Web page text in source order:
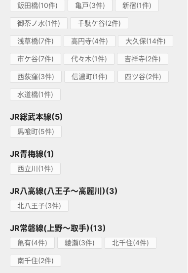
飯田橋(10件) 亀戸(3件) 新宿(1件)
御茶ノ水(1件) 千駄ケ谷(2件)
浅草橋(7件) 高円寺(4件) 大久保(14件)
市ケ谷(7件) 代々木(1件) 吉祥寺(2件)
西荻窪(3件) 信濃町(1件) 四ツ谷(2件)
水道橋(1件)
JR総武本線(5)
馬喰町(5件)
JR青梅線(1)
西立川(1件)
JR八高線(八王子～高麗川)(3)
北八王子(3件)
JR常磐線(上野～取手)(13)
亀有(4件) 綾瀬(3件) 北千住(4件)
南千住(2件)